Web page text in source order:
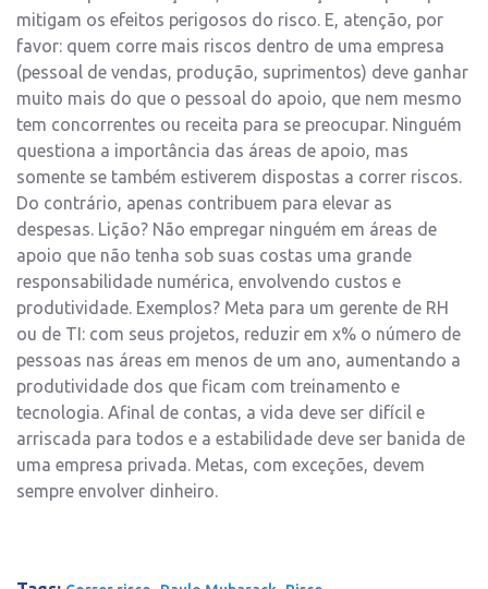
mitigam os efeitos perigosos do risco. E, atenção, por
favor: quem corre mais riscos dentro de uma empresa
(pessoal de vendas, produção, suprimentos) deve ganhar
muito mais do que o pessoal do apoio, que nem mesmo
tem concorrentes ou receita para se preocupar. Ninguém
questiona a importância das áreas de apoio, mas
somente se também estiverem dispostas a correr riscos.
Do contrário, apenas contribuem para elevar as
despesas. Lição? Não empregar ninguém em áreas de
apoio que não tenha sob suas costas uma grande
responsabilidade numérica, envolvendo custos e
produtividade. Exemplos? Meta para um gerente de RH
ou de TI: com seus projetos, reduzir em x% o número de
pessoas nas áreas em menos de um ano, aumentando a
produtividade dos que ficam com treinamento e
tecnologia. Afinal de contas, a vida deve ser difícil e
arriscada para todos e a estabilidade deve ser banida de
uma empresa privada. Metas, com exceções, devem
sempre envolver dinheiro.